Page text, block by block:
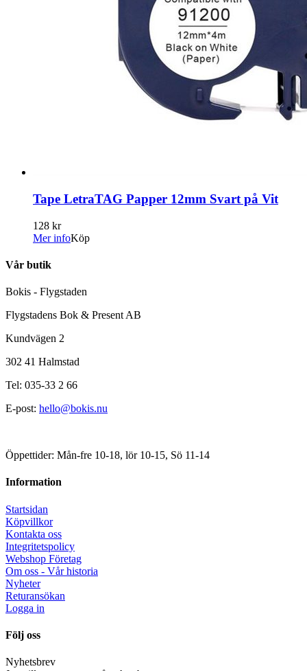
Tape LetraTAG Papper 12mm Svart på Vit
128 kr
Mer infoKöp
Vår butik
Bokis - Flygstaden
Flygstadens Bok & Present AB
Kundvägen 2
302 41 Halmstad
Tel: 035-33 2 66
E-post: hello@bokis.nu
Öppettider: Mån-fre 10-18, lör 10-15, Sö 11-14
Information
Startsidan
Köpvillkor
Kontakta oss
Integritetspolicy
Webshop Företag
Om oss - Vår historia
Nyheter
Returansökan
Logga in
Följ oss
Nyhetsbrev